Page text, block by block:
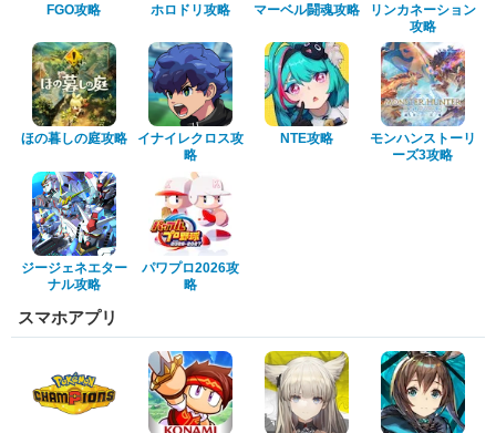
FGO攻略 ホロドリ攻略 マーベル闘魂攻略
リンカネーション
攻略
ほの暮しの庭攻略
イナイレクロス攻
略
NTE攻略
モンハンストーリ
ーズ3攻略
ジージェネエター
ナル攻略
パワプロ2026攻
略
スマホアプリ